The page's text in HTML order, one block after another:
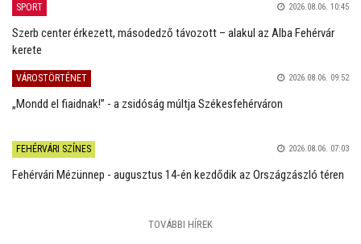
SPORT 2026.08.06. 10:45
Szerb center érkezett, másodedző távozott – alakul az Alba Fehérvár
kerete
VÁROSTÖRTÉNET 2026.08.06. 09:52
„Mondd el fiaidnak!” - a zsidóság múltja Székesfehérváron
FEHÉRVÁRI SZÍNES 2026.08.06. 07:03
Fehérvári Mézünnep - augusztus 14-én kezdődik az Országzászló téren
TOVÁBBI HÍREK